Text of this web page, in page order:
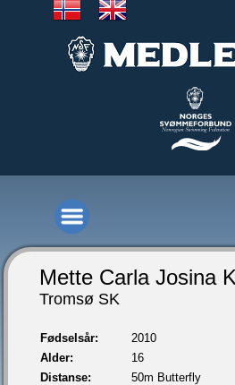
Mette Carla Josina
Tromsø SK
Fødselsår:
2010
Alder:
16
Distanse:
50m Butterfly